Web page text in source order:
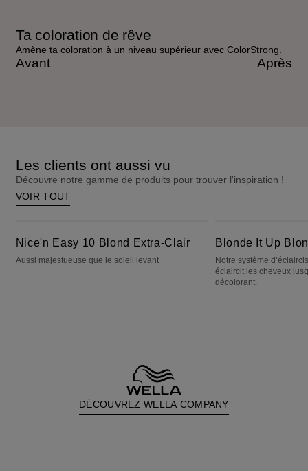
Ta coloration de rêve
Amène ta coloration à un niveau supérieur avec ColorStrong.
Avant Après
Les clients ont aussi vu
Découvre notre gamme de produits pour trouver l'inspiration !
VOIR TOUT
Nice'n Easy 10 Blond Extra-Clair
Aussi majestueuse que le soleil levant
Blonde It Up
Notre système
éclaircit les cheveux
décolorant.
DÉCOUVREZ WELLA COMPANY